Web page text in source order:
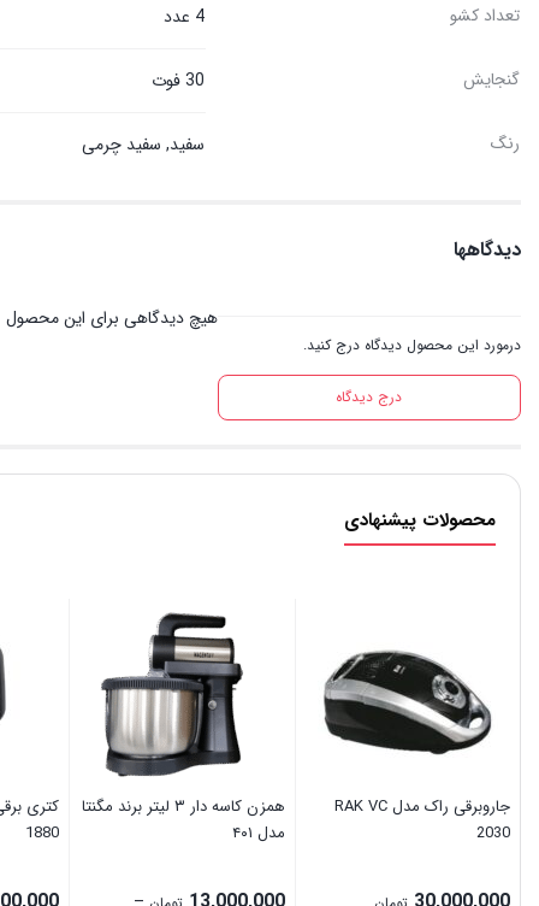
تعداد کشو 4 عدد
گنجایش 30 فوت
رنگ سفید, سفید چرمی
دیدگاهها
درمورد این محصول دیدگاه درج کنید.
درج دیدگاه
هیچ دیدگاهی برای این
محصولات پیشنهادی
جاروبرقی راک مدل RAK VC
2030
همزن کاسه دار ۳ لیتر برند مگنتا
مدل ۴۰۱
کتری
1880